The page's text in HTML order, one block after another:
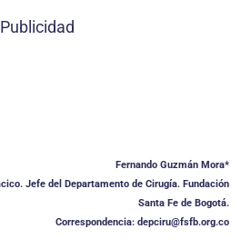
Publicidad
Fernando Guzmán Mora*
Jefe del Departamento de Cirugía. Fundación
Santa Fe de Bogotá.
Correspondencia: depciru@fsfb.org.co